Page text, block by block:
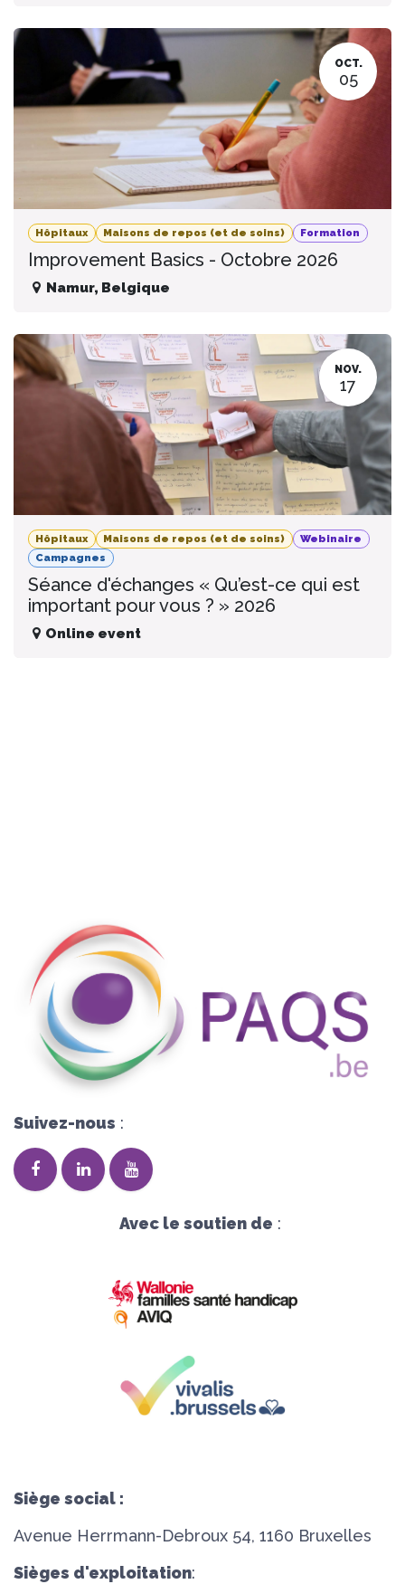
OCT.
05
Hôpitaux Maisons de repos (et de soins) Formation
Improvement Basics - Octobre 2026
Namur, Belgique
NOV.
17
Hôpitaux Maisons de repos (et de soins)
Webinaire
Campagnes
Séance d'échanges « Qu’est-ce qui est
important pour vous ? » 2026
Online event
Suivez-nous :
Avec le soutien de :
Siège social :
Avenue Herrmann-Debroux 54, 1160 Bruxelles
Sièges d'exploitation: